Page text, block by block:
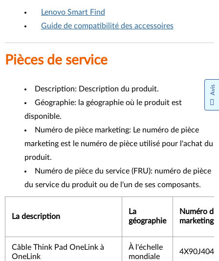
Lenovo Smart Find
Guide de compatibilité des accessoires
Pièces de service
Description: Description du produit.
Géographie: la géographie où le produit est
disponible.
Numéro de pièce marketing: Le numéro de pièce
marketing est le numéro de pièce utilisé pour l'achat du
produit.
Numéro de pièce du service (FRU): numéro de pièce
du service du produit ou de l'un de ses composants.
La description
La
géographie
Numéro
marketing
Câble Think Pad OneLink à
OneLink
À l'échelle
mondiale
Avis